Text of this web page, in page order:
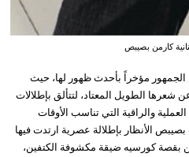
كارمن بصيبص
الجمهور مؤخراً بأحدث ظهور لها، حيث
الطويل المعتاد، لتتألق بإطلالات
والراقية التي تناسب الأوقات
بصيبص الأنظار بإطلالة عصرية ارتدت فيها
بقصة كورسيه ضيقة مكشوفة الكتفين،